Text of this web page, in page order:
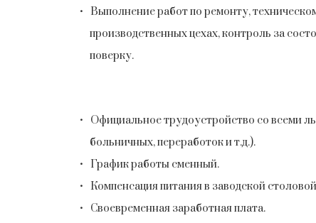
Выполнение работ по ремонту,
производственных цехах, контроль за
поверку.
Официальное трудоустройство со всеми
больничных, переработок и т.д.).
График работы сменный.
Компенсация питания в заводской
Своевременная заработная плата.